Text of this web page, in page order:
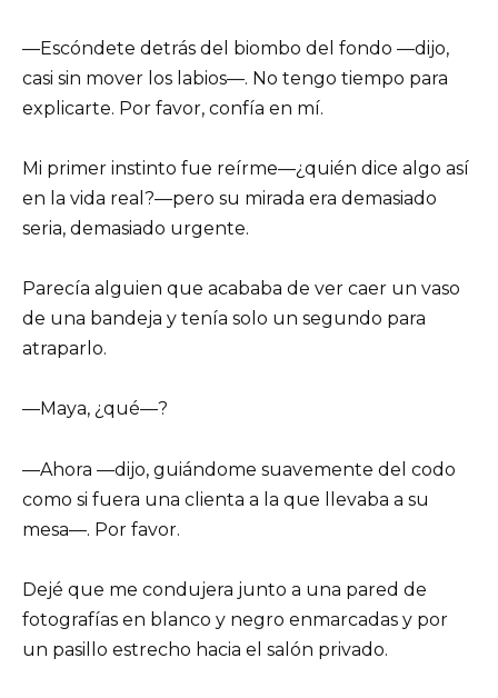
—Escóndete detrás del biombo del fondo —dijo,
casi sin mover los labios—. No tengo tiempo para
explicarte. Por favor, confía en mí.
Mi primer instinto fue reírme—¿quién dice algo así
en la vida real?—pero su mirada era demasiado
seria, demasiado urgente.
Parecía alguien que acababa de ver caer un vaso
de una bandeja y tenía solo un segundo para
atraparlo.
—Maya, ¿qué—?
—Ahora —dijo, guiándome suavemente del codo
como si fuera una clienta a la que llevaba a su
mesa—. Por favor.
Dejé que me condujera junto a una pared de
fotografías en blanco y negro enmarcadas y por
un pasillo estrecho hacia el salón privado.